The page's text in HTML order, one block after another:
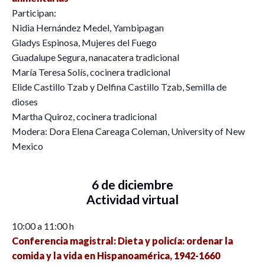
Participan:
Nidia Hernández Medel, Yambipagan
Gladys Espinosa, Mujeres del Fuego
Guadalupe Segura, nanacatera tradicional
María Teresa Solís, cocinera tradicional
Elide Castillo Tzab y Delfina Castillo Tzab, Semilla de
dioses
Martha Quiroz, cocinera tradicional
Modera: Dora Elena Careaga Coleman, University of New
Mexico
6 de diciembre
Actividad virtual
10:00 a 11:00 h
Conferencia magistral: Dieta y policía: ordenar la
comida y la vida en Hispanoamérica, 1942-1660